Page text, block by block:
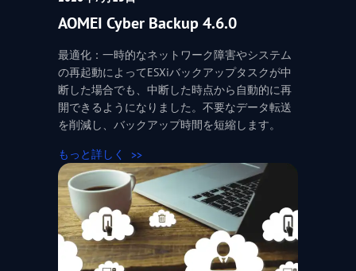
AOMEI Cyber Backup 4.6.0
最適化：一時的なネットワーク障害やシステム
の再起動によってESXiバックアップタスクが中
断した場合でも、中断した時点から自動的に再
開できるようになりました。不要なデータ転送
を削減し、バックアップ時間を短縮します。
もっと詳しく